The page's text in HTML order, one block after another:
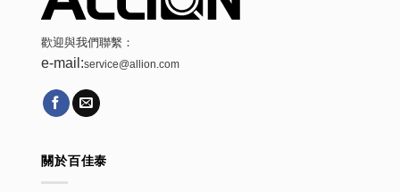
歡迎與我們聯繫：
e-mail:service@allion.com
關於百佳泰